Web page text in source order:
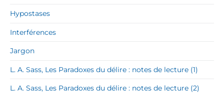
Hypostases
Interférences
Jargon
L. A. Sass, Les Paradoxes du délire : notes de lecture (1)
L. A. Sass, Les Paradoxes du délire : notes de lecture (2)